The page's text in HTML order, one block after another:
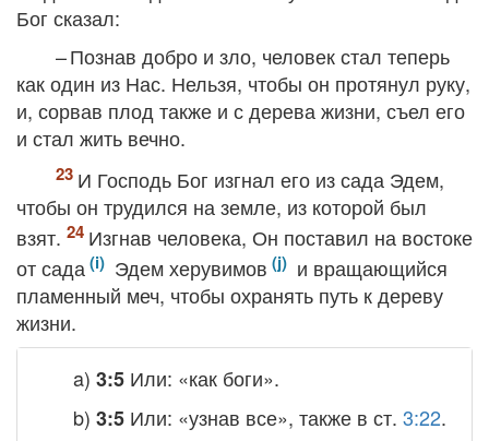
Бог сказал:
– Познав добро и зло, человек стал теперь
как один из Нас. Нельзя, чтобы он протянул руку,
и, сорвав плод также и с дерева жизни, съел его
и стал жить вечно.
И Господь Бог изгнал его из сада Эдем,
чтобы он трудился на земле, из которой был
взят.
Изгнав человека, Он поставил на востоке
от сада
Эдем херувимов
и вращающийся
пламенный меч, чтобы охранять путь к дереву
жизни.
a) 3:5 Или: «как боги».
b) 3:5 Или: «узнав все», также в ст. 3:22.